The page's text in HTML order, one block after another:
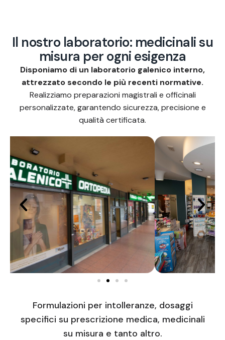
Il nostro laboratorio: medicinalisu
misura per ogni esigenza
Disponiamo di un laboratorio galenico interno,
attrezzato secondo le più recenti normative.
Realizziamo preparazioni magistrali e officinali
personalizzate, garantendo sicurezza, precisione e
qualità certificata.
Formulazioni per intolleranze, dosaggi
specifici su prescrizione medica, medicinali
su misura e tanto altro.